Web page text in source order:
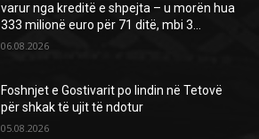
varur nga kreditë e shpejta – u morën hua
333 milionë euro për 71 ditë, mbi 3...
06.08.2026
Foshnjet e Gostivarit po lindin në Tetovë
për shkak të ujit të ndotur
05.08.2026